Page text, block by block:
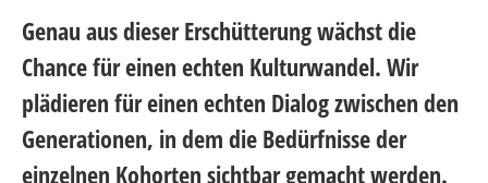
Genau aus dieser Erschütterung wächst die
Chance für einen echten Kulturwandel. Wir
plädieren für einen echten Dialog zwischen den
Generationen, in dem die Bedürfnisse der
einzelnen Kohorten sichtbar gemacht werden.